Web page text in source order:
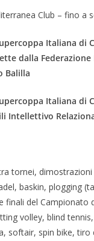
Club – fino a
Italiana di
dalla Federazione
Balilla
Italiana di
Intellettivo
tornei, dimostrazioni
baskin, plogging
finali del Campionato
volley, blind
softair, spin bike, tiro